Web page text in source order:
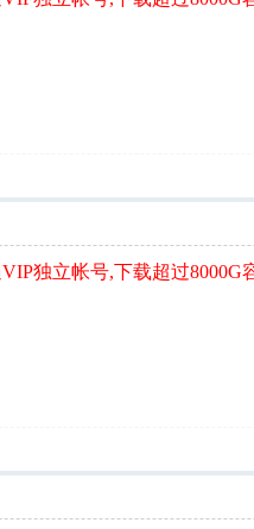
独立帐号,下载超过